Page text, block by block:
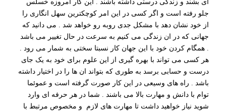
ای بشند و زندگی درستی داشته باشند . این کار امروزه خسلس
جلو رفته است و اگر کسی در این امر کوچکترین سهل انگاری را
از خود نشان دهد با مشکل جدی روبه رو خواهد شد . می دانید که
جهانی که در ان زندگی می کنیم به سرعت در حال تغییر می باشد
. همگام کردن خود با این جهان کار نسبتا سختی به شمار می رود .
هر کسی می تواند با بهره گیری از این علوم برای خود به یک جای
درست و حسابی برسد به طوری که بتواند ان ها را در اختیار داشته
باشد . راه های وسیعی در این کار صورت گرفته است و عموئما
توام با دانش و مهارت بالا می باشند . شما در هر حرفه ای وارد
شوید نیاز خواهید داشت تا مهارت های لازم و مخصوص مرتبط با